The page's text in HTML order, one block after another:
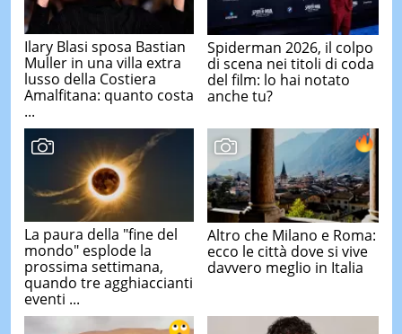
Ilary Blasi sposa Bastian
Muller in una villa extra
lusso della Costiera
Amalfitana: quanto costa
...
Spiderman 2026, il colpo
di scena nei titoli di coda
del film: lo hai notato
anche tu?
La paura della "fine del
mondo" esplode la
prossima settimana,
quando tre agghiaccianti
eventi ...
Altro che Milano e Roma:
ecco le città dove si vive
davvero meglio in Italia